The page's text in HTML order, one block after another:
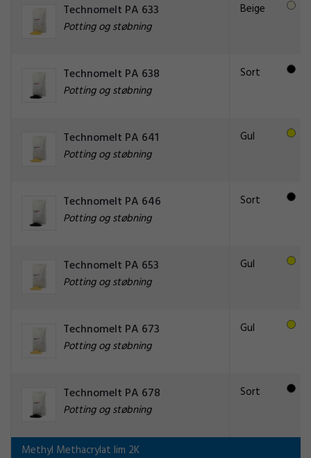
Technomelt PA 633
Potting og støbning
Beige
Technomelt PA 638
Potting og støbning
Sort
Technomelt PA 641
Potting og støbning
Gul
Technomelt PA 646
Potting og støbning
Sort
Technomelt PA 653
Potting og støbning
Gul
Technomelt PA 673
Potting og støbning
Gul
Technomelt PA 678
Potting og støbning
Sort
Methyl Methacrylat lim 2K